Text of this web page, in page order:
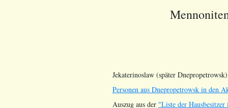
Jekaterinoslaw (später
Personen aus Dnepropetrowsk in den
Auszug aus der "Liste der